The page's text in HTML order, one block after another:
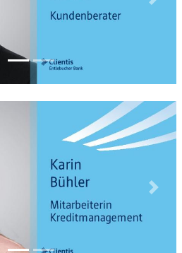
Next
Next